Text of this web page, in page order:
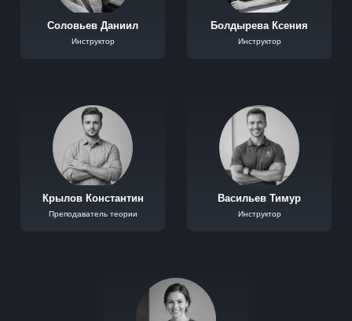
Соловьев Даниил
Инструктор
Болдырева Ксения
Инструктор
Крылов Константин
Преподаватель теории
Васильев Тимур
Инструктор